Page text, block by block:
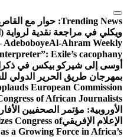
التجاوز
إلى
المحتوى
Trending News: حوار مع
ويكلي في مراجعة نقدية
Al-Ahram Weekly
Exile’s cacophany
أوسى إلى شيركو بيكس في
بمهرجان طريق الحرير الدولي
European Commission
of African Journalists
الإعلام الإفريقيCongress of
a Growing Force in Africa’s